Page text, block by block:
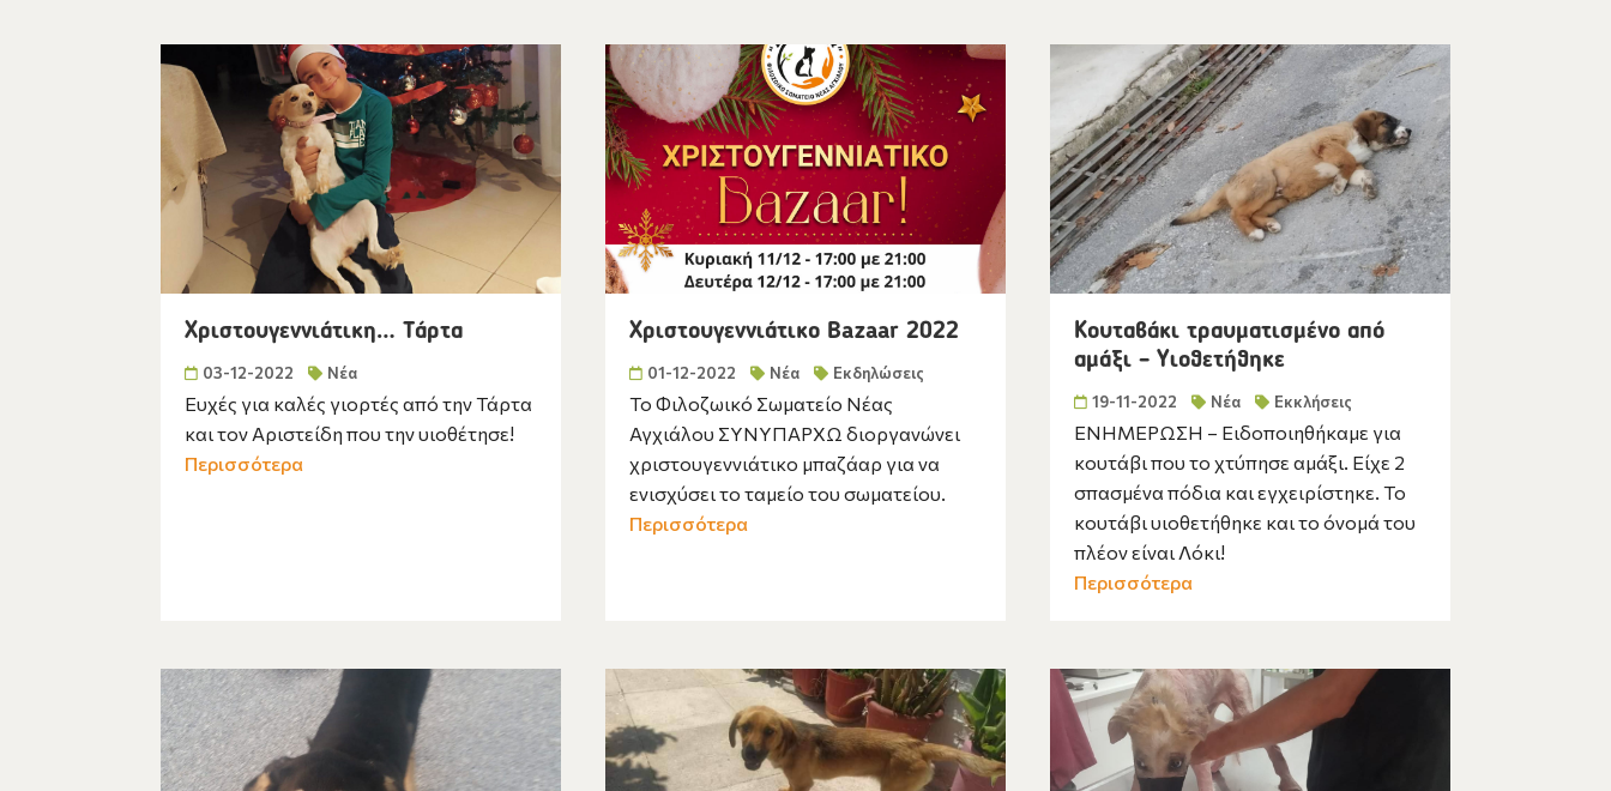
Χριστουγεννιάτικη… Τάρτα
03-12-2022 Νέα
Ευχές για καλές γιορτές από την Τάρτα
και τον Αριστείδη που την υιοθέτησε!
Περισσότερα
Χριστουγεννιάτικο Bazaar 2022
01-12-2022 Νέα Εκδηλώσεις
Το Φιλοζωικό Σωματείο Νέας
Αγχιάλου ΣΥΝΥΠΑΡΧΩ διοργανώνει
χριστουγεννιάτικο μπαζάαρ για να
ενισχύσει το ταμείο του σωματείου.
Περισσότερα
Κουταβάκι τραυματισμένο από
αμάξι – Υιοθετήθηκε
19-11-2022 Νέα Εκκλήσεις
ΕΝΗΜΕΡΩΣΗ – Ειδοποιηθήκαμε για
κουτάβι που το χτύπησε αμάξι. Είχε 2
σπασμένα πόδια και εγχειρίστηκε. Το
κουτάβι υιοθετήθηκε και το όνομά του
πλέον είναι Λόκι!
Περισσότερα